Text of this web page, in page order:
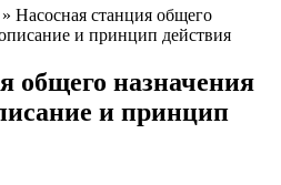
» Насосная станция общего
и принцип действия
общего назначения
и принцип